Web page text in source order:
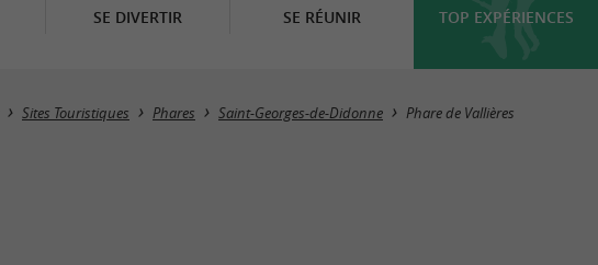
SE DIVERTIR SE RÉUNIR TOP EXPÉRIENCES
Sites Touristiques Phares Saint-Georges-de-Didonne Phare de Vallières